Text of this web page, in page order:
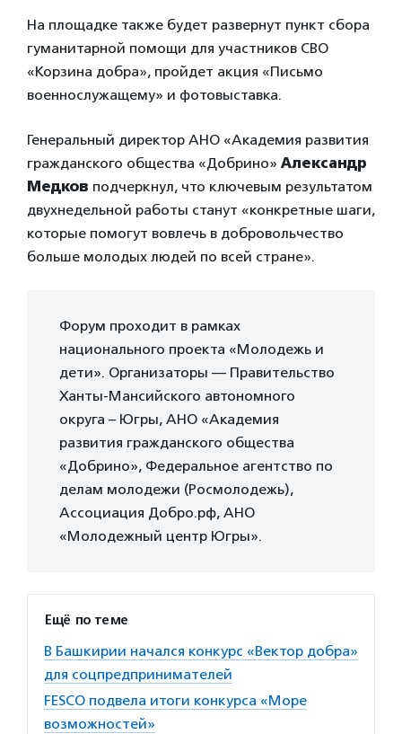
На площадке также будет развернут пункт сбора
гуманитарной помощи для участников СВО
«Корзина добра», пройдет акция «Письмо
военнослужащему» и фотовыставка.
Генеральный директор АНО «Академия развития
гражданского общества «Добрино» Александр
Медков подчеркнул, что ключевым результатом
двухнедельной работы станут «конкретные шаги,
которые помогут вовлечь в добровольчество
больше молодых людей по всей стране».
Форум проходит в рамках
национального проекта «Молодежь и
дети». Организаторы — Правительство
Ханты-Мансийского автономного
округа – Югры, АНО «Академия
развития гражданского общества
«Добрино», Федеральное агентство по
делам молодежи (Росмолодежь),
Ассоциация Добро.рф, АНО
«Молодежный центр Югры».
Ещё по теме
В Башкирии начался конкурс «Вектор добра»
для соцпредпринимателей
FESCO подвела итоги конкурса «Море
возможностей»